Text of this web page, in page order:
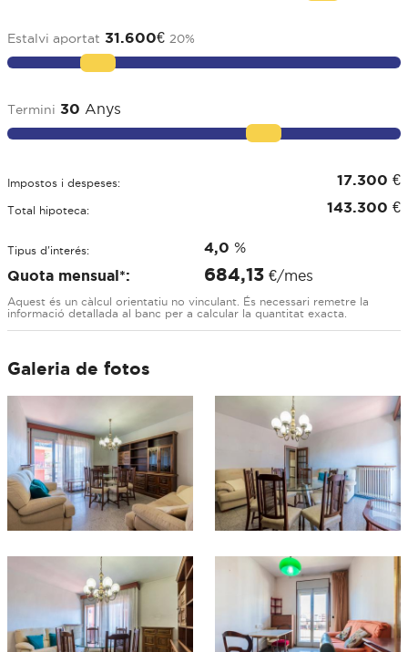
Estalvi aportat 31.600€ 20%
Termini 30 Anys
Impostos i despeses: 17.300 €
Total hipoteca: 143.300 €
Tipus d'interés: 4,0 %
Quota mensual*:
684,13 €/mes
Aquest és un càlcul orientatiu no vinculant. És necessari remetre la
informació detallada al banc per a calcular la quantitat exacta.
Galeria de fotos